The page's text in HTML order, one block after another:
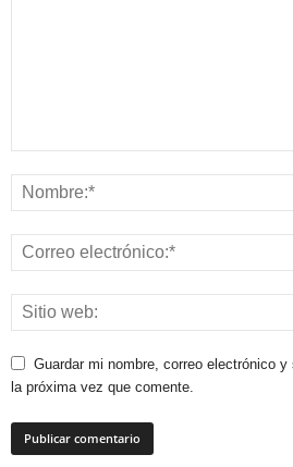
Guardar mi nombre, correo electrónico
la próxima vez que comente.